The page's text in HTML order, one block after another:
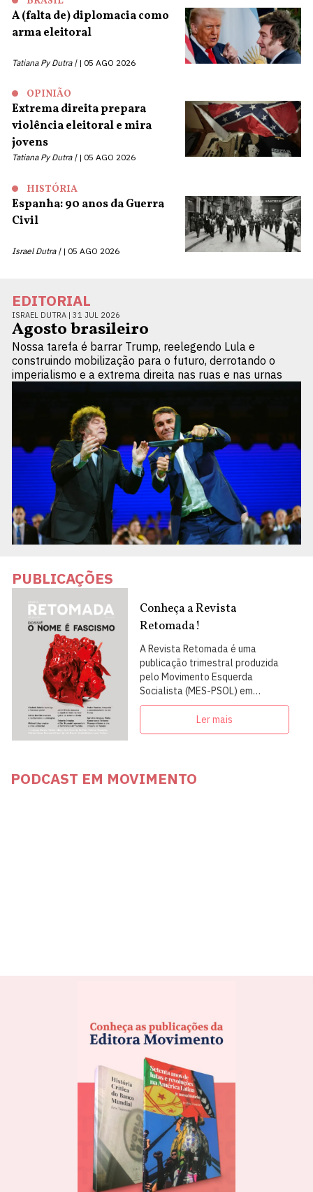
A (falta de) diplomacia como
arma eleitoral
Tatiana Py Dutra | 05 AGO 2026
OPINIÃO
Extrema direita prepara
violência eleitoral e mira
jovens
Tatiana Py Dutra | 05 AGO 2026
HISTÓRIA
Espanha: 90 anos da Guerra
Civil
Israel Dutra | 05 AGO 2026
EDITORIAL
ISRAEL DUTRA | 31 JUL 2026
Agosto brasileiro
Nossa tarefa é barrar Trump, reelegendo Lula e
construindo mobilização para o futuro, derrotando o
imperialismo e a extrema direita nas ruas e nas urnas
PUBLICAÇÕES
Conheça a Revista
Retomada!
A Revista Retomada é uma
publicação trimestral produzida
pelo Movimento Esquerda
Socialista (MES-PSOL) em
articulação com intelectuais,
militantes e artistas
Ler mais
PODCAST EM MOVIMENTO